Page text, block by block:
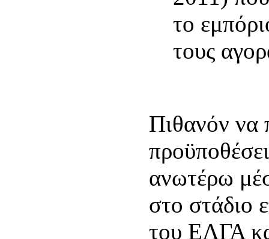
το
τους
Πιθανόν να
ανωτέρω
στο στάδιο
του ΕΛΓΑ